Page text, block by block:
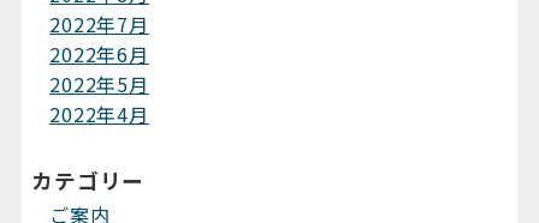
2022年7月
2022年6月
2022年5月
2022年4月
カテゴリー
ご案内